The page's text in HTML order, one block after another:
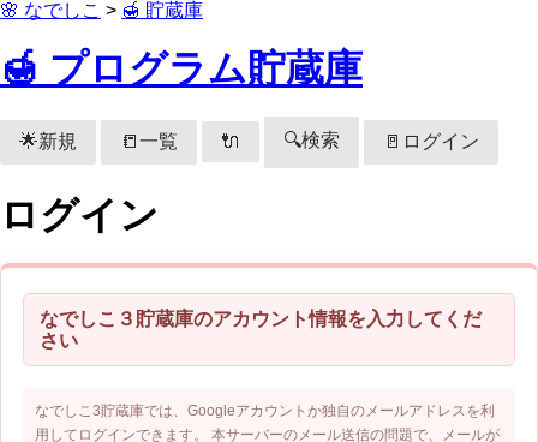
🌸 なでしこ > 🍯 貯蔵庫
🍯 プログラム貯蔵庫
🌟新規 📒一覧 🔌 🔍検索 🚪ログイン
ログイン
なでしこ３貯蔵庫のアカウント情報を入力してくだ
さい
なでしこ3貯蔵庫では、Googleアカウントか独自のメールアドレスを利
用してログインできます。 本サーバーのメール送信の問題で、メールが